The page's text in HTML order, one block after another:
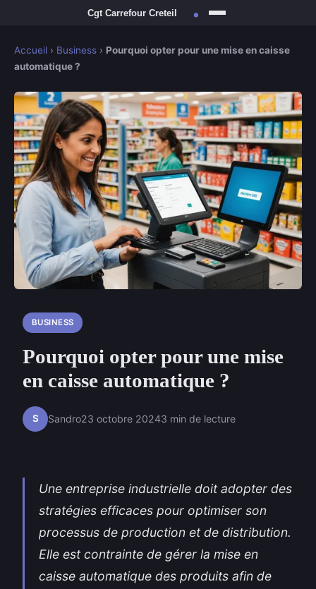
Accueil › Business › Pourquoi opter pour une mise en caisse
automatique ?
BUSINESS
Pourquoi opter pour une mise
en caisse automatique ?
S Sandro23 octobre 20243 min de lecture
Une entreprise industrielle doit adopter des
stratégies efficaces pour optimiser son
processus de production et de distribution.
Elle est contrainte de gérer la mise en
caisse automatique des produits afin de